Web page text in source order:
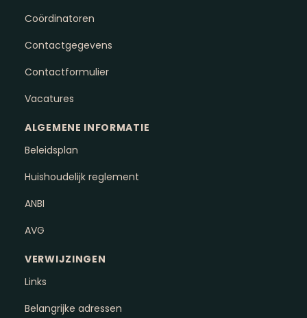
Coördinatoren
Contactgegevens
Contactformulier
Vacatures
ALGEMENE INFORMATIE
Beleidsplan
Huishoudelijk reglement
ANBI
AVG
VERWIJZINGEN
Links
Belangrijke adressen